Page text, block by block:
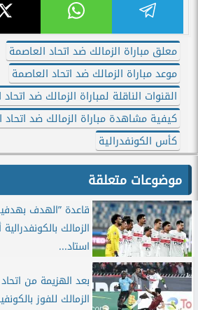
معلق مباراة الزمالك ضد اتحاد العاصمة
موعد مباراة الزمالك ضد اتحاد العاصمة
القنوات الناقلة لمباراة الزمالك ضد
كيفية مشاهدة مباراة الزمالك ضد اتحاد
كأس الكونفدرالية
موضوعات متعلقة
قاعدة ”الهدف
الزمالك
استاد...
بعد الهزيمة من
الزمالك للفوز